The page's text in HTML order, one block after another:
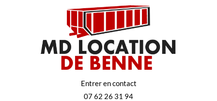
Entrer en contact
07 62 26 31 94